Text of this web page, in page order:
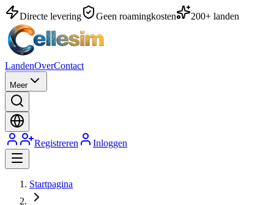
Directe levering Geen roamingkosten 200+ landen
LandenOverContact
Meer
Registreren Inloggen
Startpagina